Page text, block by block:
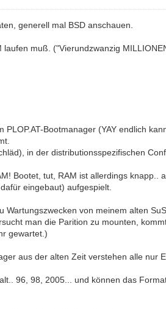
generell mal BSD anschauen.
muß. ("Vierundzwanzig
Bootmanager (YAY endlich
in der distributionsspezifischen
Bootet, tut, RAM ist allerdings knapp..
eingebaut) aufgespielt.
von meinem alten
man die Parition zu mounten,
gewartet.)
aus der alten Zeit verstehen alle nur
96, 98, 2005... und können das